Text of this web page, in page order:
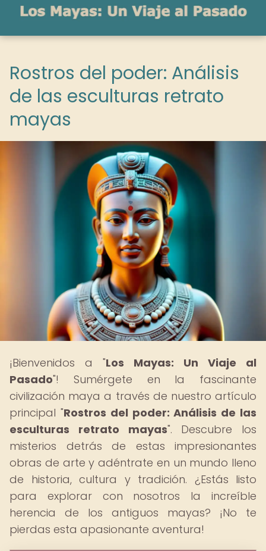
Rostros del poder: Análisis
de las esculturas retrato
mayas
¡Bienvenidos a "Los Mayas: Un Viaje al
Pasado"! Sumérgete en la fascinante
civilización maya a través de nuestro artículo
principal "Rostros del poder: Análisis de las
esculturas retrato mayas". Descubre los
misterios detrás de estas impresionantes
obras de arte y adéntrate en un mundo lleno
de historia, cultura y tradición. ¿Estás listo
para explorar con nosotros la increíble
herencia de los antiguos mayas? ¡No te
pierdas esta apasionante aventura!